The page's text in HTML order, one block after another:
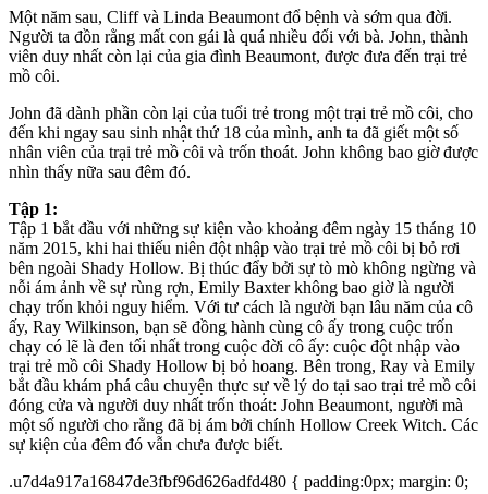
Một năm sau, Cliff và Linda Beaumont đổ bệnh và sớm qua đời.
Người ta đồn rằng mất con gái là quá nhiều đối với bà. John, thành
viên duy nhất còn lại của gia đình Beaumont, được đưa đến trại trẻ
mồ côi.
John đã dành phần còn lại của tuổi trẻ trong một trại trẻ mồ côi, cho
đến khi ngay sau sinh nhật thứ 18 của mình, anh ta đã giết một số
nhân viên của trại trẻ mồ côi và trốn thoát. John không bao giờ được
nhìn thấy nữa sau đêm đó.
Tập 1:
Tập 1 bắt đầu với những sự kiện vào khoảng đêm ngày 15 tháng 10
năm 2015, khi hai thiếu niên đột nhập vào trại trẻ mồ côi bị bỏ rơi
bên ngoài Shady Hollow. Bị thúc đẩy bởi sự tò mò không ngừng và
nỗi ám ảnh về sự rùng rợn, Emily Baxter không bao giờ là người
chạy trốn khỏi nguy hiểm. Với tư cách là người bạn lâu năm của cô
ấy, Ray Wilkinson, bạn sẽ đồng hành cùng cô ấy trong cuộc trốn
chạy có lẽ là đen tối nhất trong cuộc đời cô ấy: cuộc đột nhập vào
trại trẻ mồ côi Shady Hollow bị bỏ hoang. Bên trong, Ray và Emily
bắt đầu khám phá câu chuyện thực sự về lý do tại sao trại trẻ mồ côi
đóng cửa và người duy nhất trốn thoát: John Beaumont, người mà
một số người cho rằng đã bị ám bởi chính Hollow Creek Witch. Các
sự kiện của đêm đó vẫn chưa được biết.
.u7d4a917a16847de3fbf96d626adfd480 { padding:0px; margin: 0;